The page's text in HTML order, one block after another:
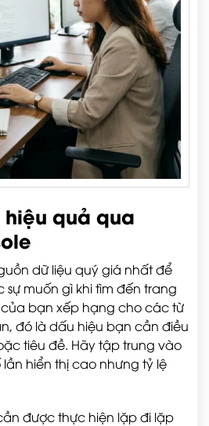
quả qua
dữ liệu quý giá nhất để
muốn gì khi tìm đến trang
bạn xếp hạng cho các từ
đó là dấu hiệu bạn cần điều
tiêu đề. Hãy tập trung vào
hiển thị cao nhưng tỷ lệ
được thực hiện lặp đi lặp